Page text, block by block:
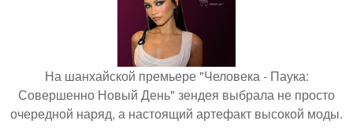
На шанхайской премьере "Человека - Паука:
Совершенно Новый День" зендея выбрала не просто
очередной наряд, а настоящий артефакт высокой моды.